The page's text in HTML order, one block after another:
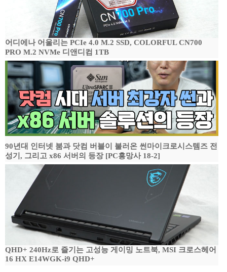
어디에나 어울리는 PCIe 4.0 M.2 SSD, COLORFUL CN700
PRO M.2 NVMe 디앤디컴 1TB
90년대 인터넷 붐과 닷컴 버블이 불러온 썬마이크로시스템즈 전
성기, 그리고 x86 서버의 등장 [PC흥망사 18-2]
QHD+ 240Hz로 즐기는 고성능 게이밍 노트북, MSI 크로스헤어
16 HX E14WGK-i9 QHD+